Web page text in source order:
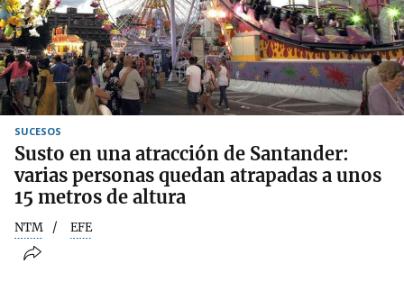
SUCESOS
Susto en una atracción de Santander:
varias personas quedan atrapadas a unos
15 metros de altura
NTM EFE